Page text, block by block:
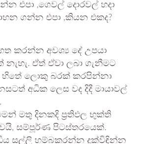
එපා ,ගෙවල් දොරවල් හදා
ගන්න එපා ,කියන එකද?
කරන්න අවශ්‍ය දේ උපයා
ඒත් ඒවා ලබා ගැනීමට
හිතේ ලොකු බරක් කරපින්නා
අධික ලෙස වද දිදී මායාවල්
මතු දිනකදි ප්‍රතිඵල භුක්ති
සම්පූර්ණ පිටස්තරයෙක්.
සල්ලි හම්බකරන්න දුක්විඳින්න